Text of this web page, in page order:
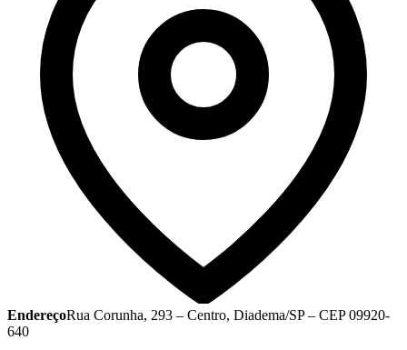
EndereçoRua Corunha, 293 – Centro, Diadema/SP – CEP 09920-
640